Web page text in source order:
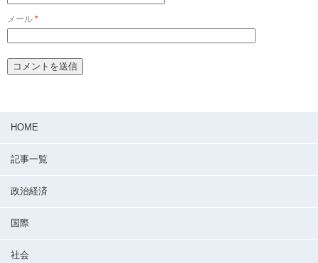
メール *
HOME
記事一覧
政治経済
国際
社会